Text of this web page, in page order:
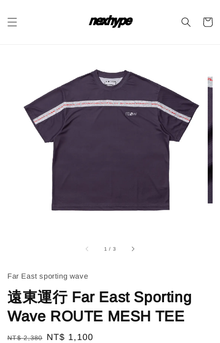
1 / 3
Far East sporting wave
遠東運行 Far East Sporting
Wave ROUTE MESH TEE
Regular
NT$ 2,380
Sale
NT$ 1,100